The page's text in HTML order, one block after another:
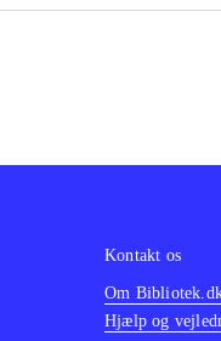
Kontakt os
Om
Hjælp og